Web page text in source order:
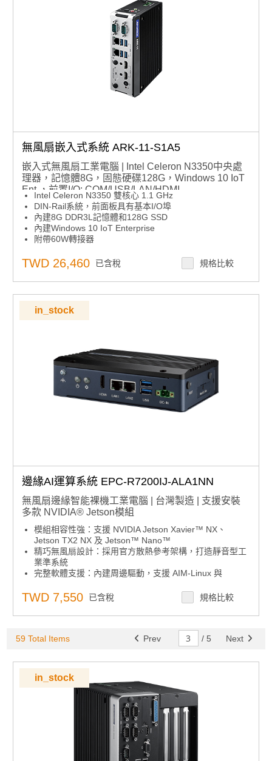
無風扇嵌入式系統 ARK-11-S1A5
嵌入式無風扇工業電腦 | Intel Celeron N3350中央處
理器，記憶體8G，固態硬碟128G，Windows 10 IoT
Ent.，前置I/O: COM/USB/LAN/HDMI
Intel Celeron N3350 雙核心 1.1 GHz
DIN-Rail系統，前面板具有基本I/O埠
內建8G DDR3L記憶體和128G SSD
內建Windows 10 IoT Enterprise
附帶60W轉接器
1個全尺寸mPCIe插槽，帶SIM卡插槽，以及1個M.2
2230插槽用於WIFI
12V ~ 28V寬範圍電源輸入
-30 ~ 70 °C可延伸操作溫度
研華WISE-PaaS/DeviceOn支援遠端監控
TWD 26,460 已含稅 規格比較
in_stock
邊緣AI運算系統 EPC-R7200IJ-ALA1NN
無風扇邊緣智能裸機工業電腦 | 台灣製造 | 支援安裝
多款 NVIDIA® Jetson模組
模組相容性強：支援 NVIDIA Jetson Xavier™ NX、
Jetson TX2 NX 及 Jetson™ Nano™
精巧無風扇設計：採用官方散熱參考架構，打造靜音型工
業準系統
完整軟體支援：內建周邊驅動，支援 AIM-Linux 與
彈性 I/O 擴展：支援應用導向的 UIO40-Express 擴充
卡，提供 HDMI、LAN、USB、RS232、RS485、
CANBus、DI/DO、MicroSD 等介面
工業級耐用性：支援 -20 ~ 60°C 寬溫、強化電源輸入與
抗震特性
AI 遠端管理：相容 WISE-DeviceOn，可實現大規模 AI
快速部署與監控
TWD 7,550 已含稅 規格比較
59 Total Items Prev / 5 Next
in_stock